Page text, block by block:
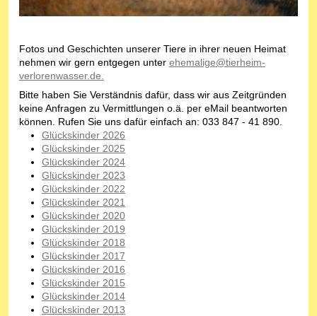
Fotos und Geschichten unserer Tiere in ihrer neuen Heimat
nehmen wir gern entgegen unter ehemalige@tierheim-
verlorenwasser.de.
Bitte haben Sie Verständnis dafür, dass wir aus Zeitgründen
keine Anfragen zu Vermittlungen o.ä. per eMail beantworten
können. Rufen Sie uns dafür einfach an: 033 847 - 41 890.
Glückskinder 2026
Glückskinder 2025
Glückskinder 2024
Glückskinder 2023
Glückskinder 2022
Glückskinder 2021
Glückskinder 2020
Glückskinder 2019
Glückskinder 2018
Glückskinder 2017
Glückskinder 2016
Glückskinder 2015
Glückskinder 2014
Glückskinder 2013